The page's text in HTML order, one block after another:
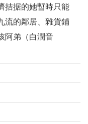
拮据的她暫時只能
流的鄰居、雜貨鋪
阿弟（白潤音